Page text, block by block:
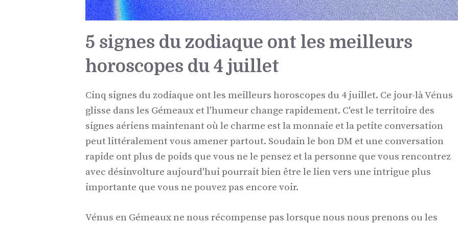
5 signes du zodiaque ont les meilleurs
horoscopes du 4 juillet
Cinq signes du zodiaque ont les meilleurs horoscopes du 4 juillet. Ce jour-là Vénus
glisse dans les Gémeaux et l'humeur change rapidement. C'est le territoire des
signes aériens maintenant où le charme est la monnaie et la petite conversation
peut littéralement vous amener partout. Soudain le bon DM et une conversation
rapide ont plus de poids que vous ne le pensez et la personne que vous rencontrez
avec désinvolture aujourd'hui pourrait bien être le lien vers une intrigue plus
importante que vous ne pouvez pas encore voir.
Vénus en Gémeaux ne nous récompense pas lorsque nous nous prenons ou les